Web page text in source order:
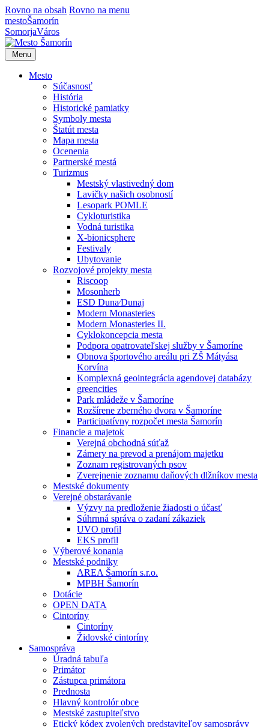
Rovno na obsah Rovno na menu
mestoŠamorín
SomorjaVáros
Menu
Mesto
Súčasnosť
História
Historické pamiatky
Symboly mesta
Štatút mesta
Mapa mesta
Ocenenia
Partnerské mestá
Turizmus
Mestský vlastivedný dom
Lavičky našich osobností
Lesopark POMLE
Cykloturistika
Vodná turistika
X-bionicsphere
Festivaly
Ubytovanie
Rozvojové projekty mesta
Riscoop
Mosonherb
ESD Duna⁄Dunaj
Modern Monasteries
Modern Monasteries II.
Cyklokoncepcia mesta
Podpora opatrovateľskej služby v Šamoríne
Obnova športového areálu pri ZŠ Mátyása
Korvína
Komplexná geointegrácia agendovej databázy
greencities
Park mládeže v Šamoríne
Rozšírene zberného dvora v Šamoríne
Participatívny rozpočet mesta Šamorín
Financie a majetok
Verejná obchodná súťaž
Zámery na prevod a prenájom majetku
Zoznam registrovaných psov
Zverejnenie zoznamu daňových dlžníkov mesta
Mestské dokumenty
Verejné obstarávanie
Výzvy na predloženie žiadosti o účasť
Súhrnná správa o zadaní zákaziek
UVO profil
EKS profil
Výberové konania
Mestské podniky
AREA Šamorín s.r.o.
MPBH Šamorín
Dotácie
OPEN DATA
Cintoríny
Cintoríny
Židovské cintoríny
Samospráva
Úradná tabuľa
Primátor
Zástupca primátora
Prednosta
Hlavný kontrolór obce
Mestské zastupiteľstvo
Etický kódex zvolených predstaviteľov samosprávy